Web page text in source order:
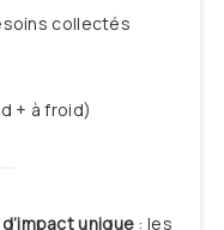
collectés
+ à froid)
unique : les